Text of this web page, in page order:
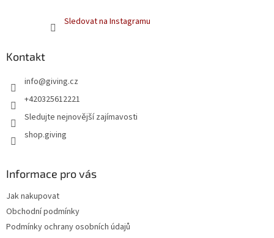
Sledovat na Instagramu
Kontakt
info@giving.cz
+420325612221
Sledujte nejnovější zajímavosti
shop.giving
Informace pro vás
Jak nakupovat
Obchodní podmínky
Podmínky ochrany osobních údajů